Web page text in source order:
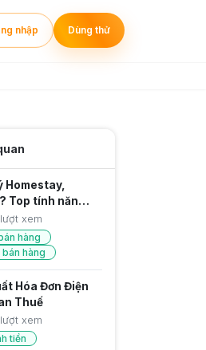
nhập Dùng thử
Homestay,
Top tính năng
xem
hàng
hàng
Hóa Đơn Điện
Thuế
xem
tiền